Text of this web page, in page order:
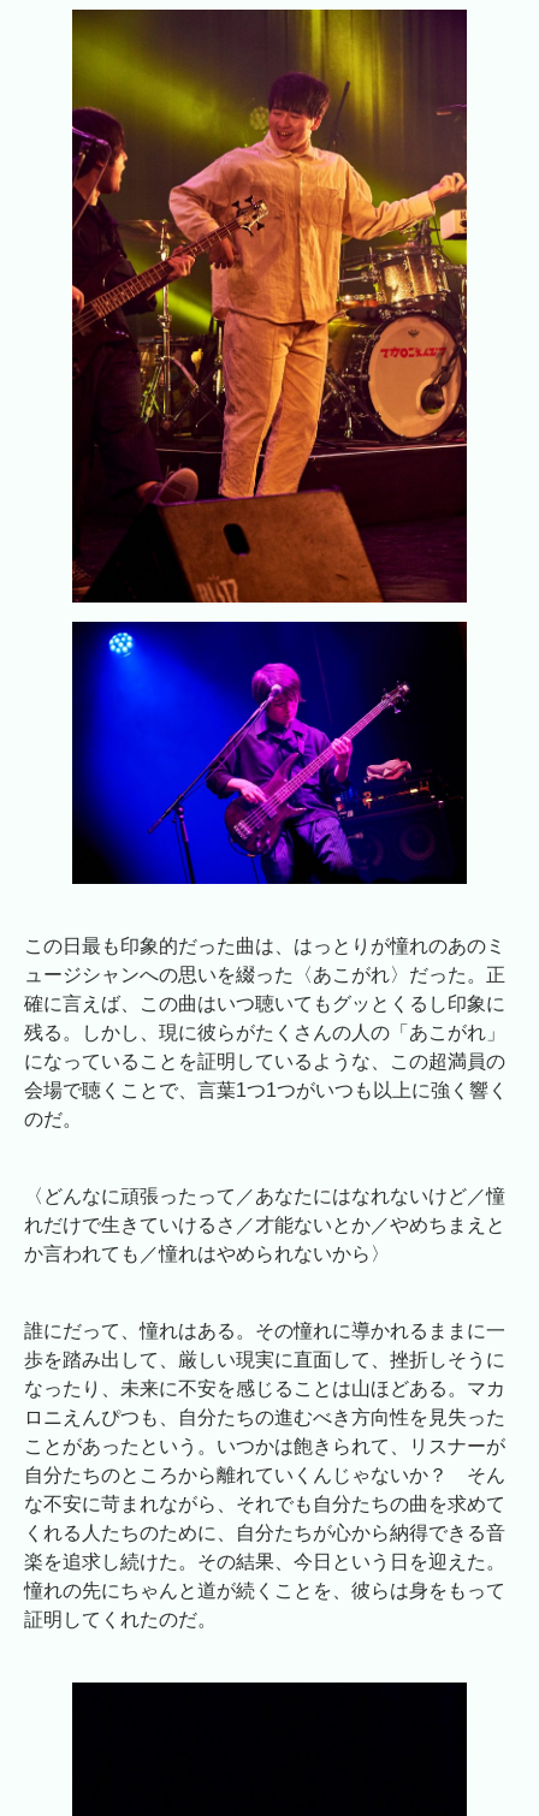
この日最も印象的だった曲は、はっとりが憧れのあのミ
ュージシャンへの思いを綴った〈あこがれ〉だった。正
確に言えば、この曲はいつ聴いてもグッとくるし印象に
残る。しかし、現に彼らがたくさんの人の「あこがれ」
になっていることを証明しているような、この超満員の
会場で聴くことで、言葉1つ1つがいつも以上に強く響く
のだ。
〈どんなに頑張ったって／あなたにはなれないけど／憧
れだけで生きていけるさ／才能ないとか／やめちまえと
か言われても／憧れはやめられないから〉
誰にだって、憧れはある。その憧れに導かれるままに一
歩を踏み出して、厳しい現実に直面して、挫折しそうに
なったり、未来に不安を感じることは山ほどある。マカ
ロニえんぴつも、自分たちの進むべき方向性を見失った
ことがあったという。いつかは飽きられて、リスナーが
自分たちのところから離れていくんじゃないか？ そん
な不安に苛まれながら、それでも自分たちの曲を求めて
くれる人たちのために、自分たちが心から納得できる音
楽を追求し続けた。その結果、今日という日を迎えた。
憧れの先にちゃんと道が続くことを、彼らは身をもって
証明してくれたのだ。